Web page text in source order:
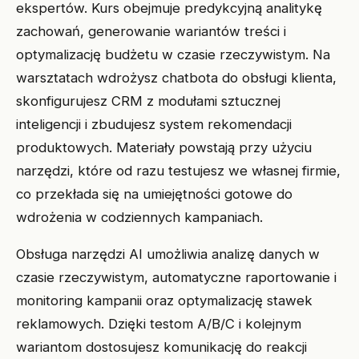
ekspertów. Kurs obejmuje predykcyjną analitykę
zachowań, generowanie wariantów treści i
optymalizację budżetu w czasie rzeczywistym. Na
warsztatach wdrożysz chatbota do obsługi klienta,
skonfigurujesz CRM z modułami sztucznej
inteligencji i zbudujesz system rekomendacji
produktowych. Materiały powstają przy użyciu
narzędzi, które od razu testujesz we własnej firmie,
co przekłada się na umiejętności gotowe do
wdrożenia w codziennych kampaniach.
Obsługa narzędzi AI umożliwia analizę danych w
czasie rzeczywistym, automatyczne raportowanie i
monitoring kampanii oraz optymalizację stawek
reklamowych. Dzięki testom A/B/C i kolejnym
wariantom dostosujesz komunikację do reakcji